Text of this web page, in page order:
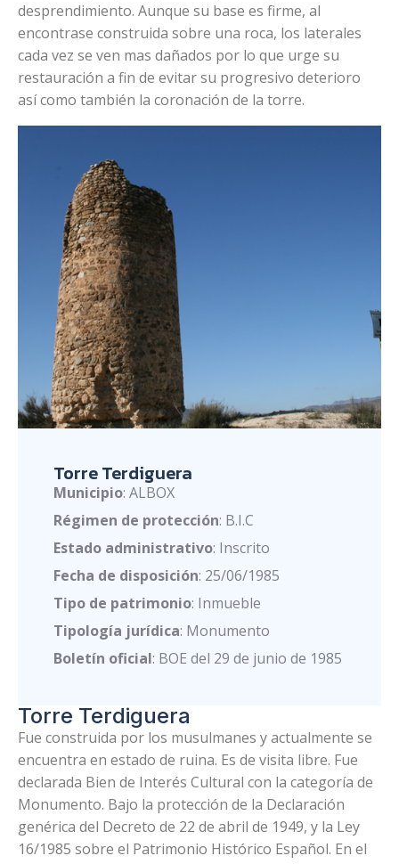
desprendimiento. Aunque su base es firme, al
encontrase construida sobre una roca, los laterales
cada vez se ven mas dañados por lo que urge su
restauración a fin de evitar su progresivo deterioro
así como también la coronación de la torre.
Torre Terdiguera
Municipio: ALBOX
Régimen de protección: B.I.C
Estado administrativo: Inscrito
Fecha de disposición: 25/06/1985
Tipo de patrimonio: Inmueble
Tipología jurídica: Monumento
Boletín oficial: BOE del 29 de junio de 1985
Torre Terdiguera
Fue construida por los musulmanes y actualmente se
encuentra en estado de ruina. Es de visita libre. Fue
declarada Bien de Interés Cultural con la categoría de
Monumento. Bajo la protección de la Declaración
genérica del Decreto de 22 de abril de 1949, y la Ley
16/1985 sobre el Patrimonio Histórico Español. En el